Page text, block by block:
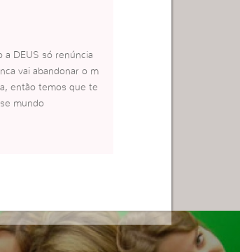
DEUS só renúncia
vai abandonar o m
então temos que te
mundo